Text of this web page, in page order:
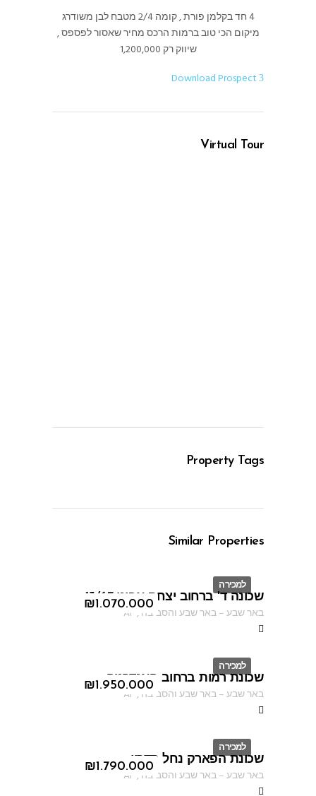
4 חד בקלמן פורת , קומה 2/4 מטבח לבן משודרג
מיקום הכי טוב ברמות הרכס מחיר שאסור לפספס ,
שיווק רק 1,200,000
Download Prospect
Virtual Tour
Property Tags
Similar Properties
למכירה
ID
₪1.070.000
שכונה ד' ברחוב יצחק אבינו 13/67
באר שבע–באר שבע והסביבה ,
AF
למכירה
ID
₪1.950.000
שכונת רמות ברחוב האנדרטה
באר שבע–באר שבע והסביבה ,
AF
למכירה
ID
₪1.790.000
שכונת הפארק נחל קדרון
באר שבע–באר שבע והסביבה ,
AF